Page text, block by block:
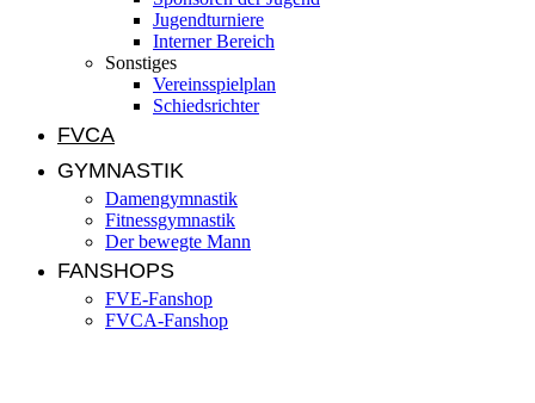
Jugendturniere
Interner Bereich
Sonstiges
Vereinsspielplan
Schiedsrichter
FVCA
GYMNASTIK
Damengymnastik
Fitnessgymnastik
Der bewegte Mann
FANSHOPS
FVE-Fanshop
FVCA-Fanshop